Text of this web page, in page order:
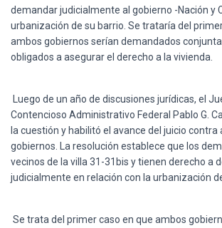
demandar judicialmente al gobierno -Nación y
urbanización de su barrio. Se trataría del
ambos gobiernos serían demandados
obligados a asegurar el derecho a la vivienda.
Luego de un año de discusiones jurídicas, el
Contencioso Administrativo Federal Pablo G.
la cuestión y habilitó el avance del juicio contra
gobiernos. La resolución establece que los
vecinos de la villa 31-31bis y tienen derecho a
judicialmente en relación con la urbanización
Se trata del primer caso en que ambos